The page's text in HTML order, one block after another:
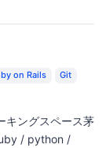
on Rails
Git
キングスペース茅
/ python /